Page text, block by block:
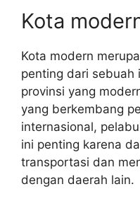
Kota
Kota modern
penting dari sebuah
provinsi yang
yang berkembang
internasional,
ini penting karena
transportasi dan
dengan daerah lain.